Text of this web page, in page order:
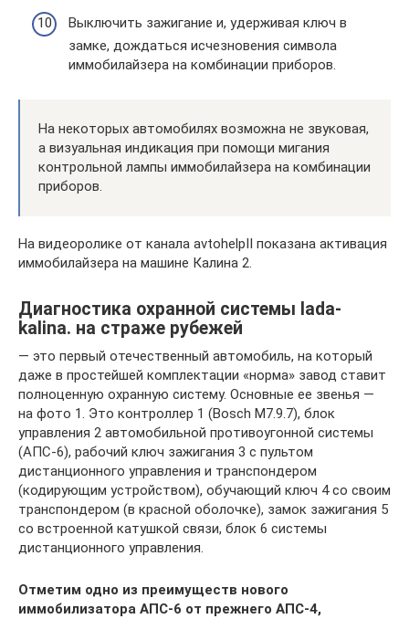
Выключить зажигание и, удерживая ключ в
замке, дождаться исчезновения символа
иммобилайзера на комбинации приборов.
На некоторых автомобилях возможна не звуковая,
а визуальная индикация при помощи мигания
контрольной лампы иммобилайзера на комбинации
приборов.
На видеоролике от канала avtohelpII показана активация
иммобилайзера на машине Калина 2.
Диагностика охранной системы lada-
kalina. на страже рубежей
— это первый отечественный автомобиль, на который
даже в простейшей комплектации «норма» завод ставит
полноценную охранную систему. Основные ее звенья —
на фото 1. Это контроллер 1 (Bosсh M7.9.7), блок
управления 2 автомобильной противоугонной системы
(АПС-6), рабочий ключ зажигания 3 с пультом
дистанционного управления и транспондером
(кодирующим устройством), обучающий ключ 4 со своим
транспондером (в красной оболочке), замок зажигания 5
со встроенной катушкой связи, блок 6 системы
дистанционного управления.
Отметим одно из преимуществ нового
иммобилизатора АПС-6 от прежнего АПС-4,